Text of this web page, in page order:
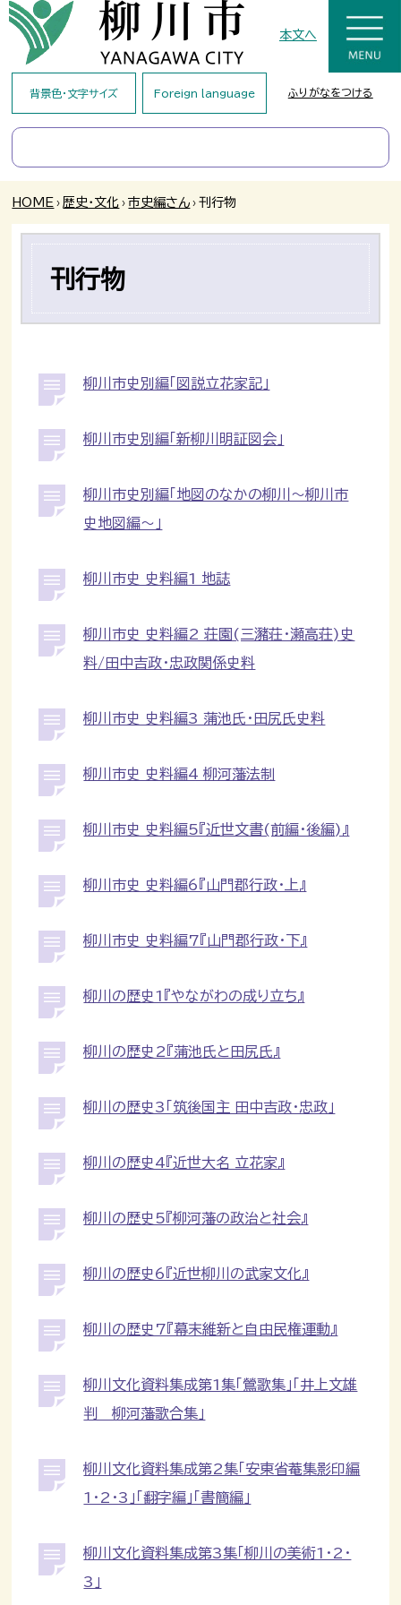
本文へ
背景色・文字サイズ Foreign language ふりがなをつける
HOME › 歴史・文化 › 市史編さん › 刊行物
刊行物
柳川市史別編「図説立花家記」
柳川市史別編「新柳川明証図会」
柳川市史別編「地図のなかの柳川～柳川市
史地図編～」
柳川市史 史料編1 地誌
柳川市史 史料編2 荘園(三瀦荘・瀬高荘)史
料/田中吉政・忠政関係史料
柳川市史 史料編3 蒲池氏・田尻氏史料
柳川市史 史料編4 柳河藩法制
柳川市史 史料編5『近世文書(前編・後編)』
柳川市史 史料編6『山門郡行政・上』
柳川市史 史料編7『山門郡行政・下』
柳川の歴史1『やながわの成り立ち』
柳川の歴史2『蒲池氏と田尻氏』
柳川の歴史3「筑後国主 田中吉政・忠政」
柳川の歴史4『近世大名 立花家』
柳川の歴史5『柳河藩の政治と社会』
柳川の歴史6『近世柳川の武家文化』
柳川の歴史7『幕末維新と自由民権運動』
柳川文化資料集成第1集「鶯歌集」「井上文雄
判 柳河藩歌合集」
柳川文化資料集成第2集「安東省菴集影印編
1・2・3」「翻字編」「書簡編」
柳川文化資料集成第3集「柳川の美術1・2・
3」